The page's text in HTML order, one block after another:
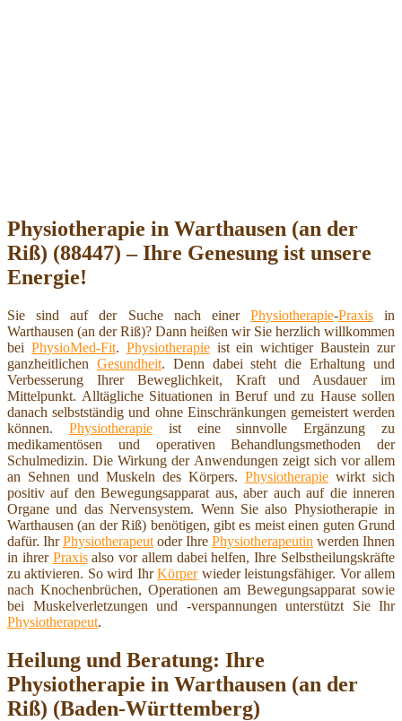
Physiotherapie in Warthausen (an der
Riß) (88447) – Ihre Genesung ist unsere
Energie!
Sie sind auf der Suche nach einer Physiotherapie-Praxisin
Warthausen (an der Riß)? Dann heißen wir Sie herzlich willkommen
bei PhysioMed-Fit. Physiotherapieist ein wichtiger Baustein zur
ganzheitlichen Gesundheit. Denn dabei steht die Erhaltung und
Verbesserung Ihrer Beweglichkeit, Kraft und Ausdauer im
Mittelpunkt. Alltägliche Situationen in Beruf und zu Hause sollen
danach selbstständig und ohne Einschränkungen gemeistert werden
können. Physiotherapieist eine sinnvolle Ergänzung zu
medikamentösen und operativen Behandlungsmethoden der
Schulmedizin. Die Wirkung der Anwendungen zeigt sich vor allem
an Sehnen und Muskeln des Körpers. Physiotherapie wirkt sich
positiv auf den Bewegungsapparat aus, aber auch auf die inneren
Organe und das Nervensystem. Wenn Sie also Physiotherapie in
Warthausen (an der Riß) benötigen, gibt es meist einen guten Grund
dafür. IhrPhysiotherapeut oder Ihre Physiotherapeutin werden Ihnen
in ihrer Praxisalso vor allem dabei helfen, Ihre Selbstheilungskräfte
zu aktivieren. So wird IhrKörperwieder leistungsfähiger. Vor allem
nach Knochenbrüchen, Operationen am Bewegungsapparat sowie
bei Muskelverletzungen und -verspannungen unterstützt Sie Ihr
Physiotherapeut.
Heilung und Beratung: Ihre
Physiotherapie in Warthausen (an der
Riß) (Baden-Württemberg)